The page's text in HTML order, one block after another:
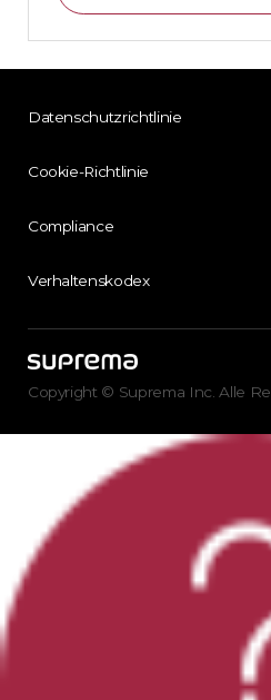
Datenschutzrichtlinie
Cookie-Richtlinie
Compliance
Verhaltenskodex
Copyright © Suprema Inc. Alle